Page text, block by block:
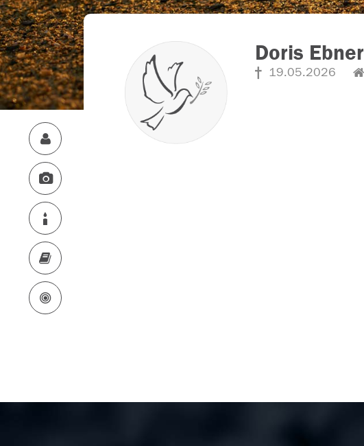
Doris Ebner
19.05.2026